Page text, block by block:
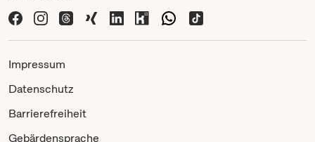
Impressum
Datenschutz
Barrierefreiheit
Gebärdensprache